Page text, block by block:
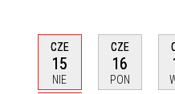
CZE
15
NIE
CZE
16
PON